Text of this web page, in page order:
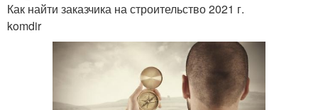
Как найти заказчика на строительство 2021 г.
komdir